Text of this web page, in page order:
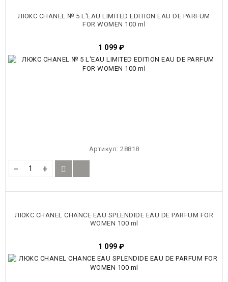
ЛЮКС CHANEL № 5 L'EAU LIMITED EDITION EAU DE PARFUM
FOR WOMEN 100 ml
1 099 ₽
Артикул: 28818
− +
ЛЮКС CHANEL CHANCE EAU SPLENDIDE EAU DE PARFUM FOR
WOMEN 100 ml
1 099 ₽